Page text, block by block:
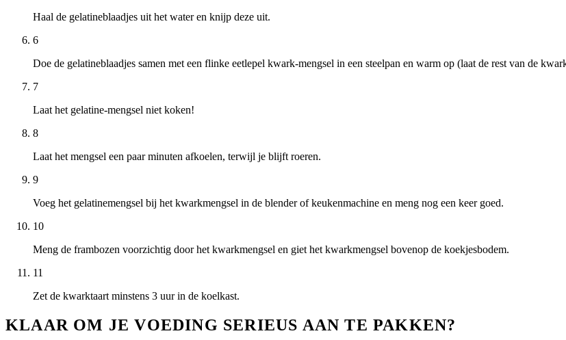
Haal de gelatineblaadjes uit het water en knijp deze uit.
6
Doe de gelatineblaadjes samen met een flinke eetlepel kwark-mengsel in een steelpan en warm op (laat de rest van de
7
Laat het gelatine-mengsel niet koken!
8
Laat het mengsel een paar minuten afkoelen, terwijl je blijft roeren.
9
Voeg het gelatinemengsel bij het kwarkmengsel in de blender of keukenmachine en meng nog een keer goed.
10
Meng de frambozen voorzichtig door het kwarkmengsel en giet het kwarkmengsel bovenop de koekjesbodem.
11
Zet de kwarktaart minstens 3 uur in de koelkast.
KLAAR OM JE VOEDING SERIEUS AAN TE PAKKEN?